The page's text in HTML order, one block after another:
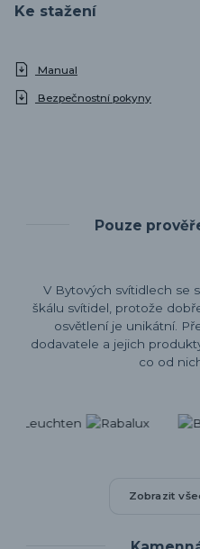
Ke stažení
Manual
Bezpečnostní pokyny
Pouze
V Bytových svítidlech se
škálu svítidel, protože
osvětlení je unikátní.
dodavatele a jejich
co od
Zobrazit